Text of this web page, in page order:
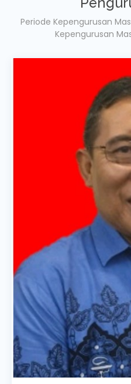
Periode Kepengurusan
Kepengurusan